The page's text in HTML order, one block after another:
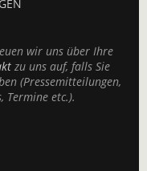
wir uns über Ihre
zu uns auf, falls Sie
(Pressemitteilungen,
Termine etc.).